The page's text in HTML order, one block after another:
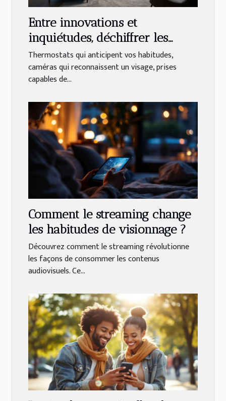
Entre innovations et
inquiétudes, déchiffrer les
tendances actuelles de la
maison connectée
Thermostats qui anticipent vos habitudes,
caméras qui reconnaissent un visage, prises
capables de...
Comment le streaming change
les habitudes de visionnage ?
Découvrez comment le streaming révolutionne
les façons de consommer les contenus
audiovisuels. Ce...